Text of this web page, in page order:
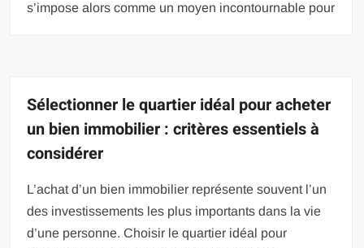
s’impose alors comme un moyen incontournable pour
Sélectionner le quartier idéal pour acheter
un bien immobilier : critères essentiels à
considérer
L’achat d’un bien immobilier représente souvent l’un
des investissements les plus importants dans la vie
d’une personne. Choisir le quartier idéal pour